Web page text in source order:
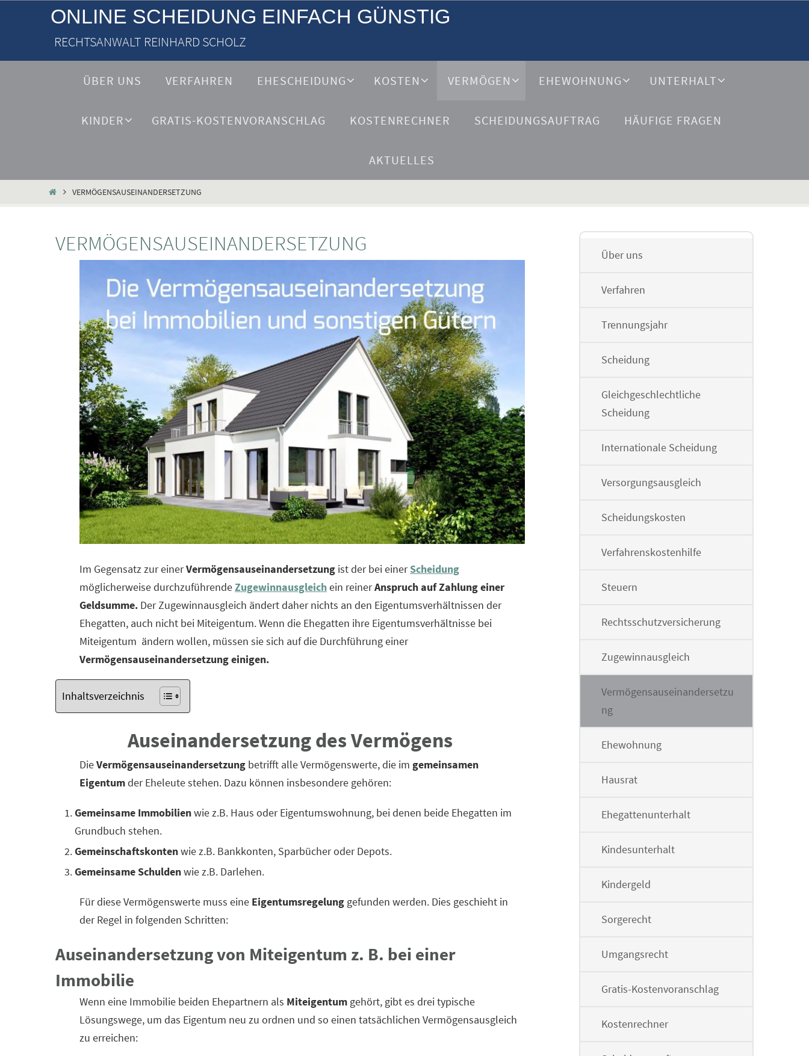
ONLINE SCHEIDUNG EINFACH GÜNSTIG
RECHTSANWALT REINHARD SCHOLZ
ÜBER UNS VERFAHREN EHESCHEIDUNG KOSTEN VERMÖGEN EHEWOHNUNG UNTERHALT
KINDER GRATIS-KOSTENVORANSCHLAG KOSTENRECHNER SCHEIDUNGSAUFTRAG HÄUFIGE FRAGEN
AKTUELLES
VERMÖGENSAUSEINANDERSETZUNG
VERMÖGENSAUSEINANDERSETZUNG
Im Gegensatz zur einerVermögensauseinandersetzung ist der bei einerScheidung
möglicherweise durchzuführendeZugewinnausgleichein reinerAnspruch auf Zahlung einer
Geldsumme. Der Zugewinnausgleich ändert daher nichts an den Eigentumsverhältnissen der
Ehegatten, auch nicht bei Miteigentum. Wenn die Ehegatten ihre Eigentumsverhältnisse bei
Miteigentum ändern wollen, müssen sie sich auf die Durchführung einer
Vermögensauseinandersetzungeinigen.
Inhaltsverzeichnis
Auseinandersetzung des Vermögens
DieVermögensauseinandersetzung betrifft alle Vermögenswerte, die im gemeinsamen
Eigentumder Eheleute stehen. Dazu können insbesondere gehören:
Gemeinsame Immobilienwie z.B. Haus oder Eigentumswohnung, bei denen beide Ehegatten im
Grundbuch stehen.
Gemeinschaftskontenwie z.B. Bankkonten, Sparbücher oder Depots.
Gemeinsame Schuldenwie z.B. Darlehen.
Für diese Vermögenswerte muss eine Eigentumsregelung gefunden werden. Dies geschieht in
der Regel in folgenden Schritten:
Auseinandersetzung von Miteigentum z. B. bei einer
Immobilie
Wenn eine Immobilie beiden Ehepartnern als Miteigentum gehört, gibt es drei typische
Lösungswege, um das Eigentum neu zu ordnen und so einen tatsächlichen Vermögensausgleich
zu erreichen:
Über uns
Verfahren
Trennungsjahr
Scheidung
Gleichgeschlechtliche
Scheidung
Internationale Scheidung
Versorgungsausgleich
Scheidungskosten
Verfahrenskostenhilfe
Steuern
Rechtsschutzversicherung
Zugewinnausgleich
Vermögensauseinandersetzu
ng
Ehewohnung
Hausrat
Ehegattenunterhalt
Kindesunterhalt
Kindergeld
Sorgerecht
Umgangsrecht
Gratis-Kostenvoranschlag
Kostenrechner